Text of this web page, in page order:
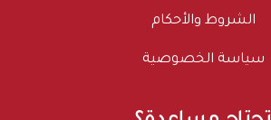
الشروط والأحكام
سياسة الخصوصية